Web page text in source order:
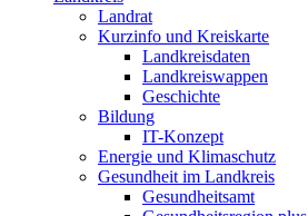
Landrat
Kurzinfo und Kreiskarte
Landkreisdaten
Landkreiswappen
Geschichte
Bildung
IT-Konzept
Energie und Klimaschutz
Gesundheit im Landkreis
Gesundheitsamt